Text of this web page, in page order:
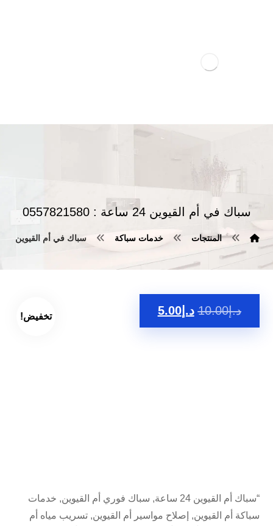
سباك في أم القيوين 24 ساعة : 0557821580
المنتجات خدمات سباكة سباك في أم القيوين 24 ساعة : 0557821580
تخفيض! د.إ10.00 د.إ5.00
“سباك أم القيوين 24 ساعة, سباك فوري أم القيوين, خدمات
سباكة أم القيوين, إصلاح مواسير أم القيوين, تسريب مياه أم